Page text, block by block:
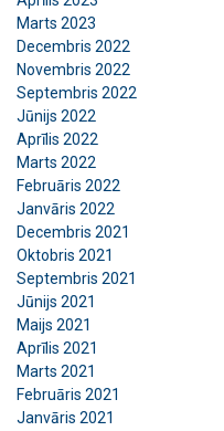
Marts 2023
Decembris 2022
Novembris 2022
Septembris 2022
Jūnijs 2022
Aprīlis 2022
Marts 2022
Februāris 2022
Janvāris 2022
Decembris 2021
Oktobris 2021
Septembris 2021
Jūnijs 2021
Maijs 2021
Aprīlis 2021
Marts 2021
Februāris 2021
Janvāris 2021
Mēs izmantojam
personalizētu
analizētu mūsu
informāciju par
vietni ar mūsu
partneriem, kuri
informāciju, ko
viņi ir apkopojuši,
pakalpojumus.
Strikti
Funkcionalitātes